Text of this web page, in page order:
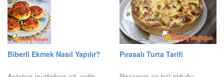
Biberli Ekmek Nasıl Yapılır? Pırasalı Turta Tarifi